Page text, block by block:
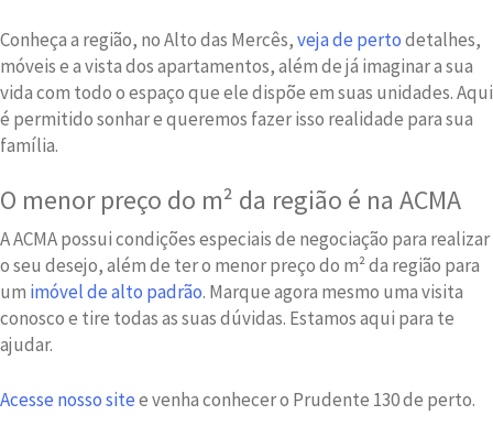
Conheça a região, no Alto das Mercês,veja de pertodetalhes,
móveis e a vista dos apartamentos, além de já imaginar a sua
vida com todo o espaço que ele dispõe em suas unidades. Aqui
é permitido sonhar e queremos fazer isso realidade para sua
família.
O menor preço do m² da região é na ACMA
A ACMA possui condições especiais de negociação para realizar
o seu desejo, além de ter o menor preço do m² da região para
um imóvel de alto padrão. Marque agora mesmo uma visita
conosco e tire todas as suas dúvidas. Estamos aqui para te
ajudar.
Acesse nosso sitee venha conhecer o Prudente 130 de perto.